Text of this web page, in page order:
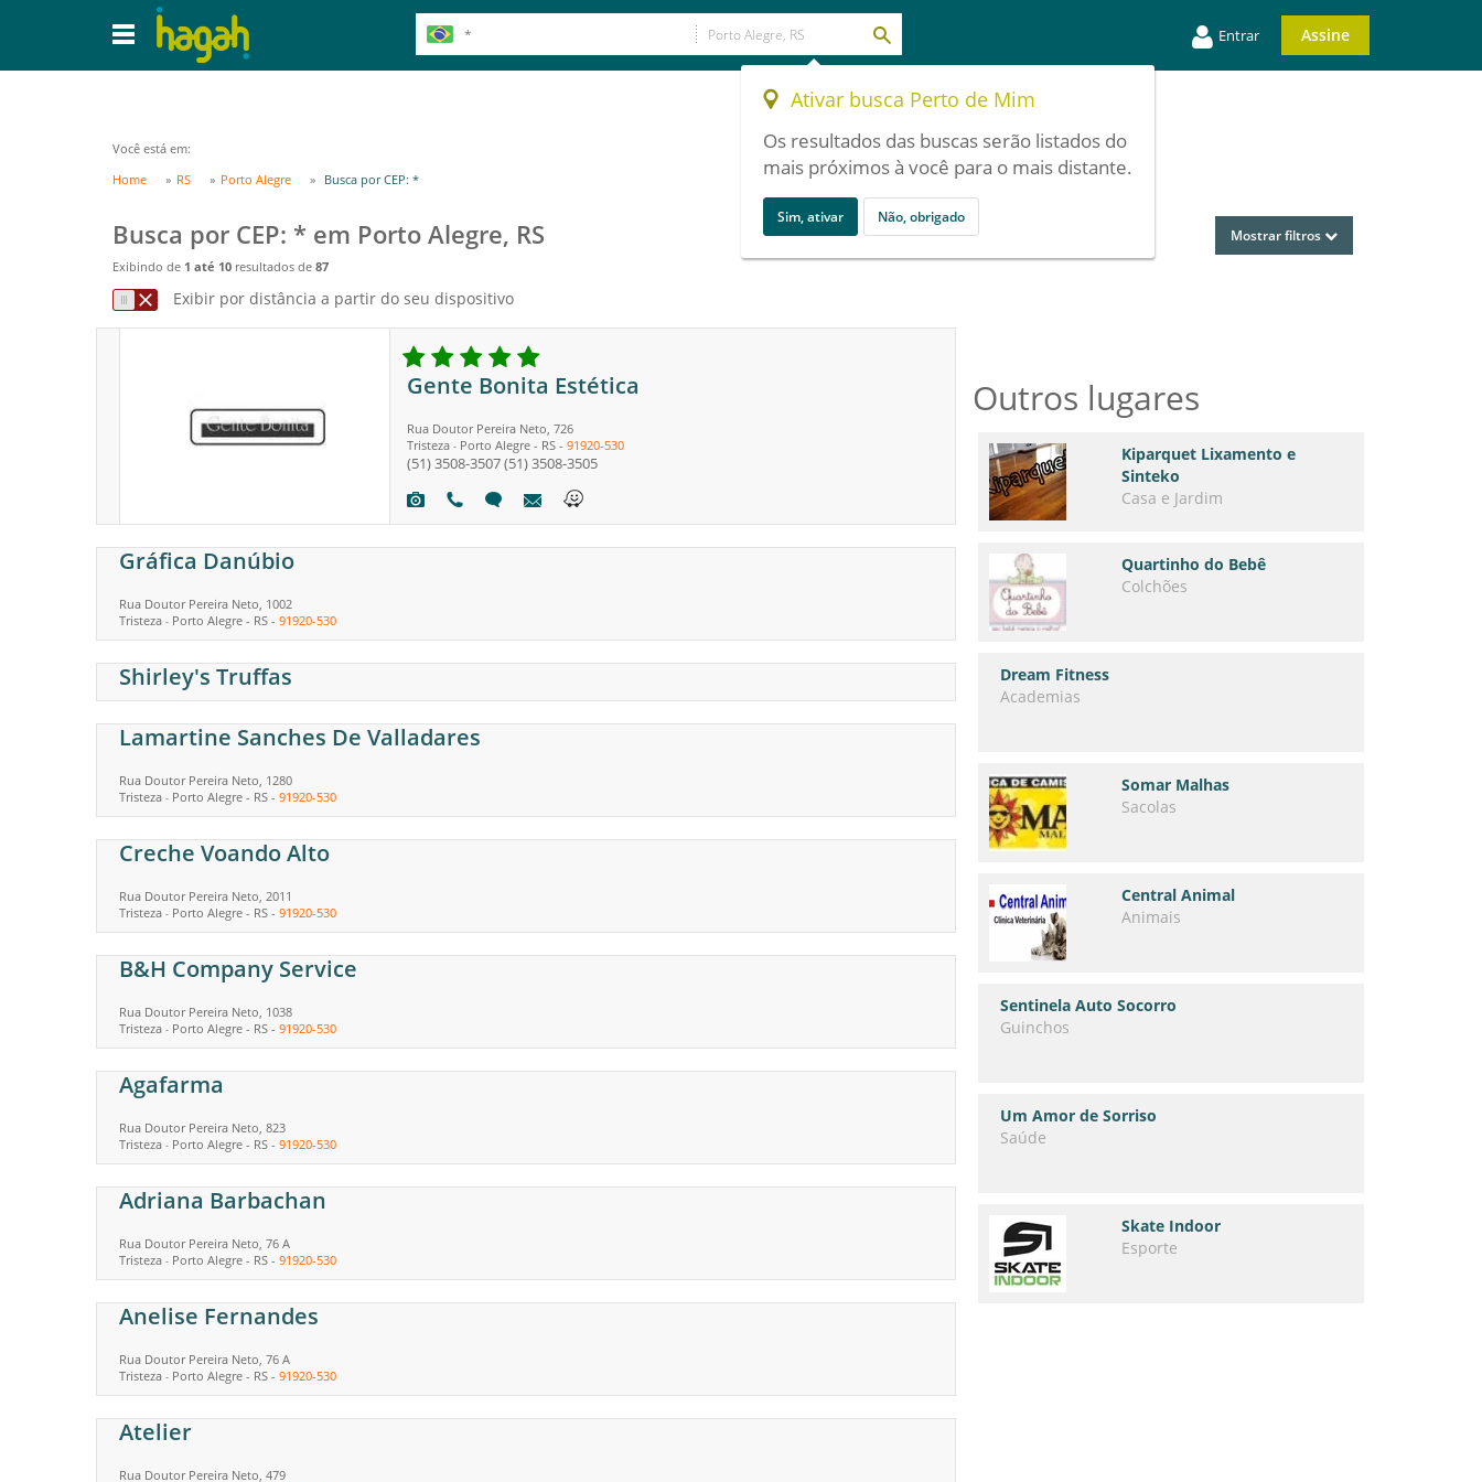
Entrar Assine
Ativar busca Perto de Mim
Os resultados das buscas serão listados do
mais próximos à você para o mais distante.
Sim, ativar Não, obrigado
Você está em:
Home
RS Porto Alegre Busca por CEP: *
Busca por CEP: * em Porto Alegre, RS
Exibindo de 1 até 10 resultados de 87
Mostrar filtros
Exibir por distância a partir do seu dispositivo
Gente Bonita Estética
Rua Doutor Pereira Neto, 726
Tristeza - Porto Alegre - RS - 91920-530
(51) 3508-3507(51) 3508-3505
Gráfica Danúbio
Rua Doutor Pereira Neto, 1002
Tristeza - Porto Alegre - RS - 91920-530
Shirley's Truffas
Lamartine Sanches De Valladares
Rua Doutor Pereira Neto, 1280
Tristeza - Porto Alegre - RS - 91920-530
Creche Voando Alto
Rua Doutor Pereira Neto, 2011
Tristeza - Porto Alegre - RS - 91920-530
B&H Company Service
Rua Doutor Pereira Neto, 1038
Tristeza - Porto Alegre - RS - 91920-530
Agafarma
Rua Doutor Pereira Neto, 823
Tristeza - Porto Alegre - RS - 91920-530
Adriana Barbachan
Rua Doutor Pereira Neto, 76 A
Tristeza - Porto Alegre - RS - 91920-530
Anelise Fernandes
Rua Doutor Pereira Neto, 76 A
Tristeza - Porto Alegre - RS - 91920-530
Atelier
Rua Doutor Pereira Neto, 479
Outros lugares
Kiparquet Lixamento e
Sinteko
Casa e Jardim
Quartinho do Bebê
Colchões
Dream Fitness
Academias
Somar Malhas
Sacolas
Central Animal
Animais
Sentinela Auto Socorro
Guinchos
Um Amor de Sorriso
Saúde
Skate Indoor
Esporte